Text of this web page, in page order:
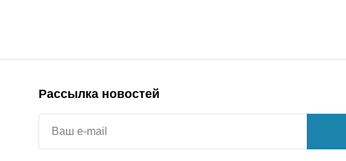
Рассылка новостей